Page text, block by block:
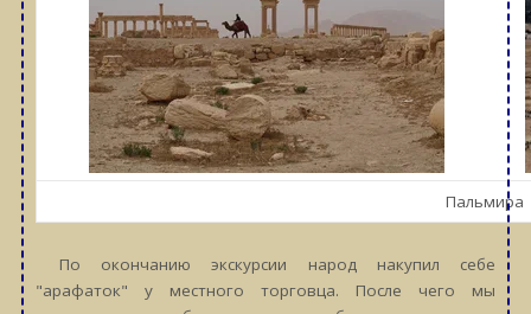
Пальмира
По окончанию экскурсии народ накупил себе
"арафаток" у местного торговца. После чего мы